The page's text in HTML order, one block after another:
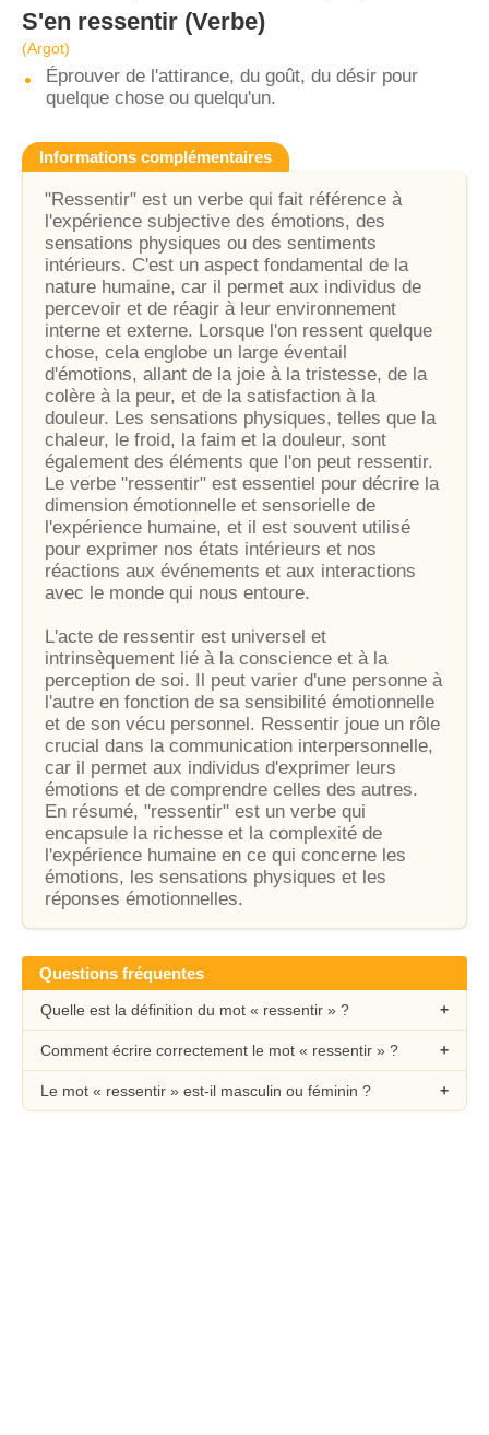
S'en ressentir (Verbe)
(Argot)
Éprouver de l'attirance, du goût, du désir pour
quelque chose ou quelqu'un.
Informations complémentaires
"Ressentir" est un verbe qui fait référence à
l'expérience subjective des émotions, des
sensations physiques ou des sentiments
intérieurs. C'est un aspect fondamental de la
nature humaine, car il permet aux individus de
percevoir et de réagir à leur environnement
interne et externe. Lorsque l'on ressent quelque
chose, cela englobe un large éventail
d'émotions, allant de la joie à la tristesse, de la
colère à la peur, et de la satisfaction à la
douleur. Les sensations physiques, telles que la
chaleur, le froid, la faim et la douleur, sont
également des éléments que l'on peut ressentir.
Le verbe "ressentir" est essentiel pour décrire la
dimension émotionnelle et sensorielle de
l'expérience humaine, et il est souvent utilisé
pour exprimer nos états intérieurs et nos
réactions aux événements et aux interactions
avec le monde qui nous entoure.
L'acte de ressentir est universel et
intrinsèquement lié à la conscience et à la
perception de soi. Il peut varier d'une personne à
l'autre en fonction de sa sensibilité émotionnelle
et de son vécu personnel. Ressentir joue un rôle
crucial dans la communication interpersonnelle,
car il permet aux individus d'exprimer leurs
émotions et de comprendre celles des autres.
En résumé, "ressentir" est un verbe qui
encapsule la richesse et la complexité de
l'expérience humaine en ce qui concerne les
émotions, les sensations physiques et les
réponses émotionnelles.
Questions fréquentes
Quelle est la définition du mot « ressentir » ?
Comment écrire correctement le mot « ressentir » ?
Le mot « ressentir » est-il masculin ou féminin ?